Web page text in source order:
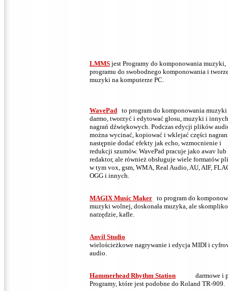
LMMS jest Programy do komponowania muzyki,
programu do swobodnego komponowania i
muzyki na komputerze PC.
WavePad to program do komponowania muzyki
darmo, tworzyć i edytować głosu, muzyki i innych
nagrań dźwiękowych. Podczas edycji plików
można wycinać, kopiować i wklejać części
następnie dodać efekty jak echo, wzmocnienie i
redukcji szumów. WavePad pracuje jako awav lub
redaktor, ale również obsługuje wiele formatów
w tym vox, gsm, WMA, Real Audio, AU, AIF,
OGG i innych.
MAGIX Music Maker to program do
muzyki wolnej, doskonała muzyka, ale
narzędzie, kafle.
Anvil Studio
wielościeżkowe nagrywanie i edycja MIDI i
audio.
Hammerhead Rhythm Station
darmowe i
Programy, które jest podobne do Roland TR-909.